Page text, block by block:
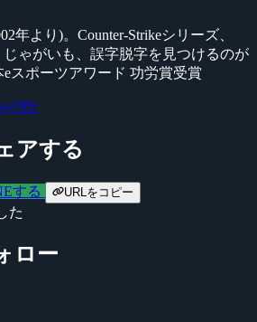
年より)。Counter-Strikeシリーズ、
じゃがいも、誤字脱字を見つけるのが
スポーツアワード 功労賞受賞
アする
する URLをコピー
た
ロー